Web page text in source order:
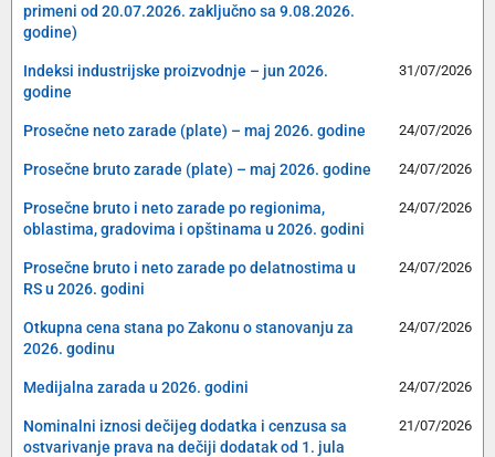
primeni od 20.07.2026. zaključno sa 9.08.2026.
godine)
Indeksi industrijske proizvodnje – jun 2026.
godine
31/07/2026
Prosečne neto zarade (plate) – maj 2026. godine 24/07/2026
Prosečne bruto zarade (plate) – maj 2026. godine 24/07/2026
Prosečne bruto i neto zarade po regionima,
oblastima, gradovima i opštinama u 2026. godini
24/07/2026
Prosečne bruto i neto zarade po delatnostima u
RS u 2026. godini
24/07/2026
Otkupna cena stana po Zakonu o stanovanju za
2026. godinu
24/07/2026
Medijalna zarada u 2026. godini 24/07/2026
Nominalni iznosi dečijeg dodatka i cenzusa sa
ostvarivanje prava na dečiji dodatak od 1. jula
21/07/2026